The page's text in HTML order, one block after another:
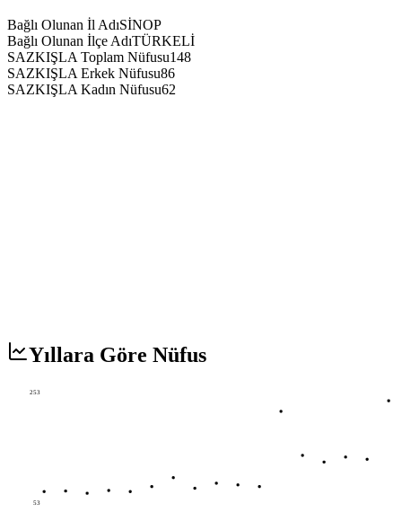
Bağlı Olunan İl AdıSİNOP
Bağlı Olunan İlçe AdıTÜRKELİ
SAZKIŞLA Toplam Nüfusu148
SAZKIŞLA Erkek Nüfusu86
SAZKIŞLA Kadın Nüfusu62
Yıllara Göre Nüfus
253
53